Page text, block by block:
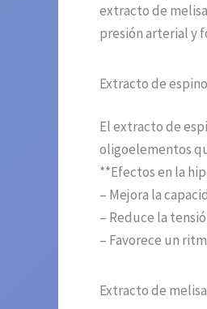
extracto de
presión arterial y
Extracto de
El extracto de
oligoelementos
**Efectos en la
– Mejora la
– Reduce la
– Favorece un
Extracto de melisa